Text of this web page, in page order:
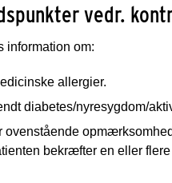
vedr.
information om:
allergier.
diabetes/nyresygdom/
ovenstående
bekræfter en eller